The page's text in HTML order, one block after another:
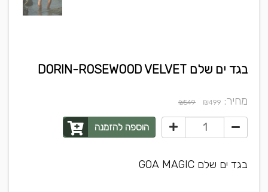
בגד ים שלם DORIN-ROSEWOOD VELVET
מחיר: ₪499
₪549
הוספה להזמנה
בגד ים שלם GOA MAGIC